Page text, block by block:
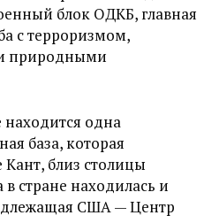
блок ОДКБ, главная
с терроризмом,
природными
находится одна
база, которая
близ столицы
стране находилась и
США — Центр